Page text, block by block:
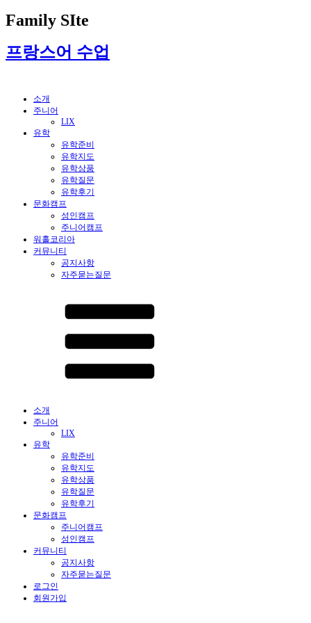
Family SIte
프랑스어 수업
소개
주니어
LIX
유학
유학준비
유학지도
유학상품
유학질문
유학후기
문화캠프
성인캠프
주니어캠프
워홀코리아
커뮤니티
공지사항
자주묻는질문
소개
주니어
LIX
유학
유학준비
유학지도
유학상품
유학질문
유학후기
문화캠프
주니어캠프
성인캠프
커뮤니티
공지사항
자주묻는질문
로그인
회원가입